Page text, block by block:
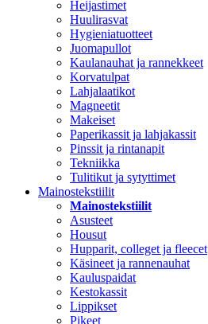
Heijastimet
Huulirasvat
Hygieniatuotteet
Juomapullot
Kaulanauhat ja rannekkeet
Korvatulpat
Lahjalaatikot
Magneetit
Makeiset
Paperikassit ja lahjakassit
Pinssit ja rintanapit
Tekniikka
Tulitikut ja sytyttimet
Mainostekstiilit
Mainostekstiilit
Asusteet
Housut
Hupparit, colleget ja fleecet
Käsineet ja rannenauhat
Kauluspaidat
Kestokassit
Lippikset
Pikeet